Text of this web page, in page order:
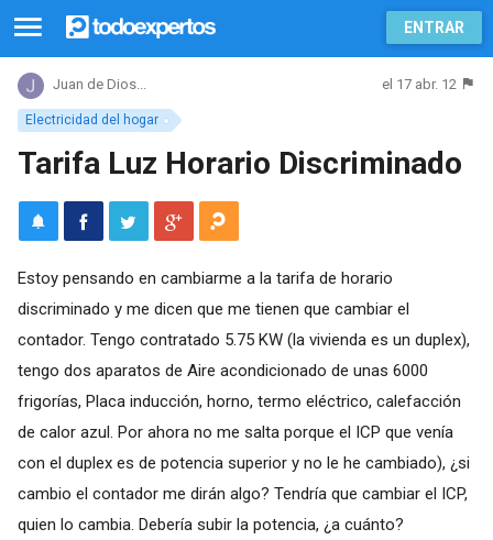
ENTRAR
Electricidad del hogar
Juan de Dios... el 17 abr. 12
Tarifa Luz Horario Discriminado
Estoy pensando en cambiarme a la tarifa de horario
discriminado y me dicen que me tienen que cambiar el
contador. Tengo contratado 5.75 KW (la vivienda es un duplex),
tengo dos aparatos de Aire acondicionado de unas 6000
frigorías, Placa inducción, horno, termo eléctrico, calefacción
de calor azul. Por ahora no me salta porque el ICP que venía
con el duplex es de potencia superior y no le he cambiado), ¿si
cambio el contador me dirán algo? Tendría que cambiar el ICP,
quien lo cambia. Debería subir la potencia, ¿a cuánto?